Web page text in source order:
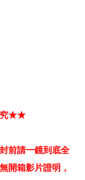
究★★
前請一鏡到底全
開箱影片證明，